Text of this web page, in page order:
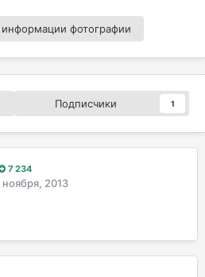
информации фотографии
Подписчики 1
7 234
ноября, 2013